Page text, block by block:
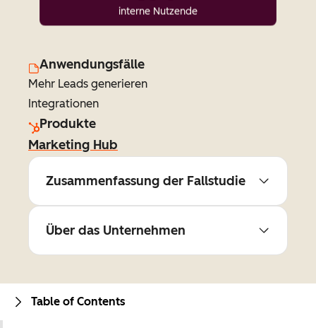
interne Nutzende
Anwendungsfälle
Mehr Leads generieren
Integrationen
Produkte
Marketing Hub
Zusammenfassung der Fallstudie
Über das Unternehmen
Table of Contents